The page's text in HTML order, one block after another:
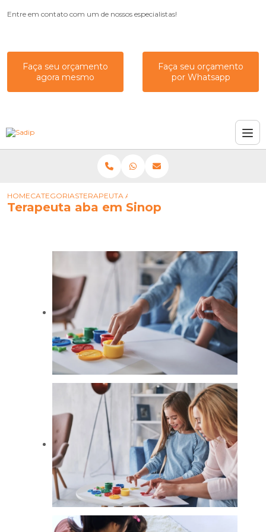
Entre em contato com um de nossos especialistas!
Faça seu orçamento
agora mesmo
Faça seu orçamento
por Whatsapp
HOMECATEGORIASTERAPEUTA ABA EM SINOP
Terapeuta aba em Sinop